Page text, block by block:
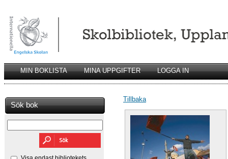
MIN BOKLISTA MINA UPPGIFTER LOGGA IN
Sök bok
Tillbaka